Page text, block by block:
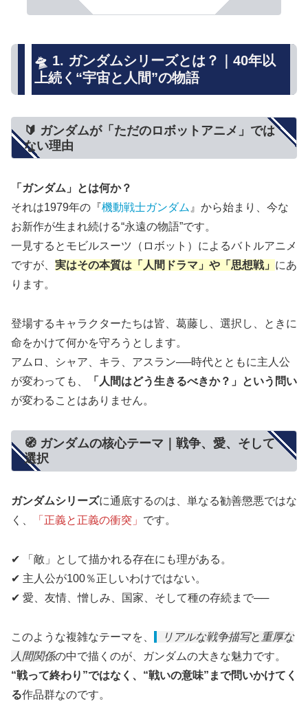
🛸 1. ガンダムシリーズとは？｜40年以
上続く“宇宙と人間”の物語
🔰 ガンダムが「ただのロボットアニメ」では
ない理由
「ガンダム」とは何か？
それは1979年の『機動戦士ガンダム 』から始まり、今な
お新作が生まれ続ける“永遠の物語”です。
一見するとモビルスーツ（ロボット）によるバトルアニメ
ですが、 実はその本質は「人間ドラマ」や「思想戦」 にあ
ります。
登場するキャラクターたちは皆、葛藤し、選択し、ときに
命をかけて何かを守ろうとします。
アムロ、シャア、キラ、アスラン──時代とともに主人公
が変わっても、
「人間はどう生きるべきか？」という問い
が変わることはありません。
🧭 ガンダムの核心テーマ｜戦争、愛、そして
選択
ガンダムシリーズに通底するのは、単なる勧善懲悪ではな
く、
「正義と正義の衝突」 です。
✔ 「敵」として描かれる存在にも理がある。
✔ 主人公が100％正しいわけではない。
✔ 愛、友情、憎しみ、国家、そして種の存続まで──
このような複雑なテーマを、 リアルな戦争描写と 重厚な
人間関係の中で描くのが、ガンダムの大きな魅力です。
“戦って終わり”ではなく、“戦いの意味”まで問いかけてく
る作品群なのです。